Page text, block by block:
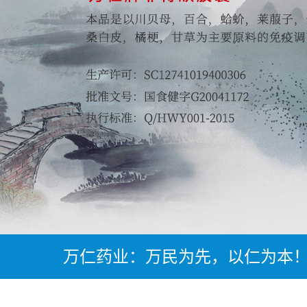
万仁药业：万民为先，以仁为本